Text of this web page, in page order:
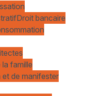
Droit bancaire
famille
de manifester